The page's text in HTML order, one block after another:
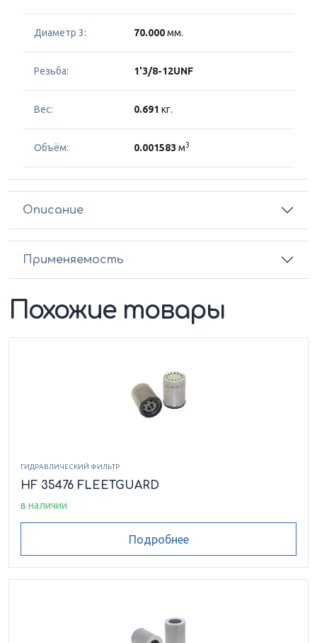
Диаметр 3: 70.000мм.
Резьба: 1'3/8-12UNF
Вес: 0.691 кг.
Объём: 0.001583 м3
Описание
Применяемость
Похожие товары
ГИДРАВЛИЧЕСКИЙ ФИЛЬТР
HF 35476 FLEETGUARD
в наличии
Подробнее